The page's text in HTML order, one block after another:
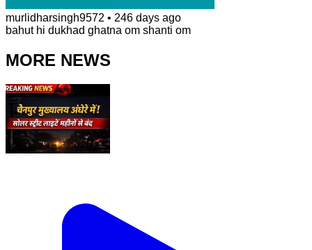
murlidharsingh9572 • 246 days ago
bahut hi dukhad ghatna om shanti om
MORE NEWS